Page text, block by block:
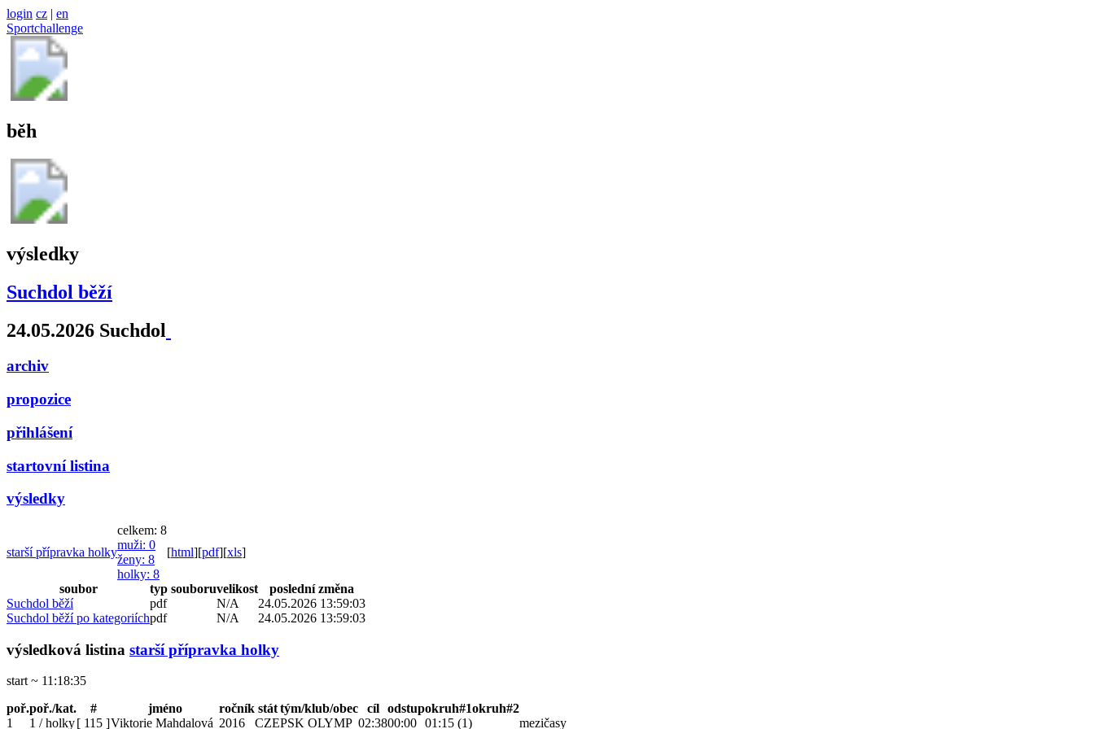
login cz | en
Sportchallenge
běh
výsledky
Suchdol běží
24.05.2026 Suchdol
archiv
propozice
přihlášení
startovní listina
výsledky
starší přípravka holky
celkem: 8
muži: 0
ženy: 8
holky: 8
[html][pdf][xls]
soubor typ souboruvelikost
poslední změna
Suchdol běží
pdf N/A
24.05.2026 13:59:03
Suchdol běží po kategoriíchpdf N/A 24.05.2026 13:59:03
výsledková listina starší přípravka holky
start ~ 11:18:35
poř.poř./kat. # jméno ročník stát tým/klub/obec cíl odstupokruh#1okruh#2
1
1 / holky [ 115 ]Viktorie Mahdalová 2016 CZEPSK OLYMP 02:3800:00 01:15 (1) mezičasy